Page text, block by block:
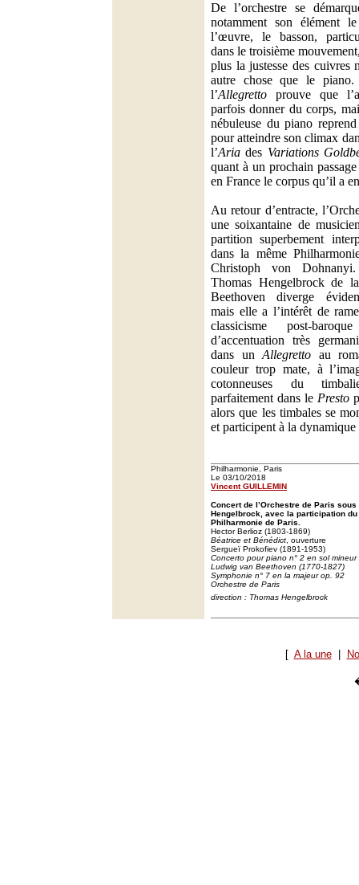
De l’orchestre se
notamment son élément
l’œuvre, le basson,
dans le troisième
plus la justesse des cuivres
autre chose que le
l’Allegretto prouve que
parfois donner du corps,
nébuleuse du piano
pour atteindre son climax
l’Aria des Variations
quant à un prochain
en France le corpus qu’il a
Au retour d’entracte,
une soixantaine de
partition superbement
dans la même
Christoph von
Thomas Hengelbrock de
Beethoven diverge
mais elle a l’intérêt de
classicisme post-
d’accentuation très
dans unAllegretto au
couleur trop mate, à
cotonneuses du
parfaitement dans le Presto
alors que les timbales se
et participent à la
Philharmonie, Paris
Le 03/10/2018
Vincent GUILLEMIN
Concert de l’Orchestre de Paris
Hengelbrock, avec la participation
Philharmonie de Paris.
Hector Berlioz (1803-1869)
Béatrice et Bénédict , ouverture
Sergueï Prokofiev (1891-1953)
Concerto pour piano n° 2 en sol
Ludwig van Beethoven (1770-1827)
Symphonie n° 7 en la majeur op. 92
Orchestre de Paris
direction : Thomas Hengelbrock
[ A la une|